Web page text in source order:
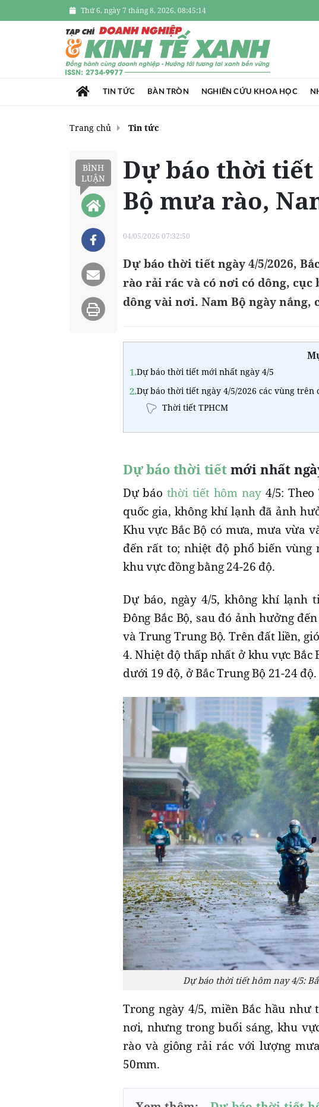
Thứ 6, ngày 7 tháng 8, 2026, 08:45:15
TIN TỨC BÀN TRÒN NGHIÊN CỨU KHOA HỌC
Trang chủ Tin tức
BÌNH
LUẬN
Dự báo thời tiết
Bộ mưa rào,
04/05/2026 07:32:50
Dự báo thời tiết ngày 4/5/2026,
rào rải rác và có nơi có dông,
dông vài nơi. Nam Bộ ngày
1.Dự báo thời tiết mới nhất ngày 4/5
2.Dự báo thời tiết ngày 4/5/2026 các vùng trên
Thời tiết TPHCM
Dự báo thời tiếtmới nhất
Dự báo thời tiết hôm nay 4/5:
quốc gia, không khí lạnh đã ảnh
Khu vực Bắc Bộ có mưa, mưa vừa
đến rất to; nhiệt độ phổ biến vùng
khu vực đồng bằng 24-26 độ.
Dự báo, ngày 4/5, không khí lạnh
Đông Bắc Bộ, sau đó ảnh hưởng
và Trung Trung Bộ. Trên đất liền,
4. Nhiệt độ thấp nhất ở khu vực Bắc
dưới 19 độ, ở Bắc Trung Bộ 21-24 độ.
Dự báo thời tiết hôm nay 4/5:
Trong ngày 4/5, miền Bắc hầu
nơi, nhưng trong buổi sáng, khu
rào và giông rải rác với lượng
50mm.